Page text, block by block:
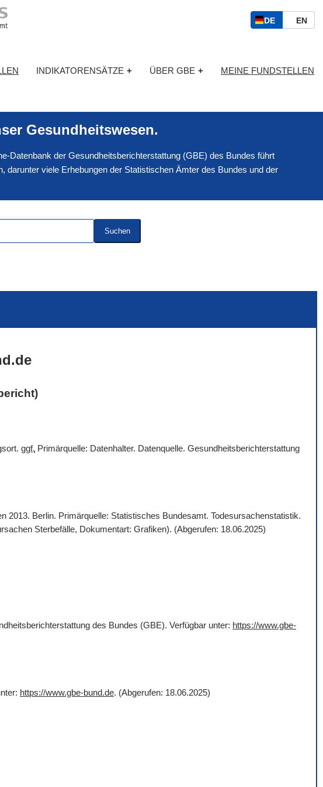
S
p
c
h
l
DED
S
ENE
I
H
INDIKATORENSÄTZE + ÜBER GBE + MEINE FUNDSTELLEN
Gesundheitswesen.
Datenbank der Gesundheitsberichterstattung (GBE) des Bundes führt
viele Erhebungen der Statistischen Ämter des Bundes und der
Suchen
ggf. Primärquelle: Datenhalter. Datenquelle. Gesundheitsberichterstattung
2013. Berlin. Primärquelle: Statistisches Bundesamt. Todesursachenstatistik.
Sterbefälle, Dokumentart: Grafiken). (Abgerufen: 18.06.2025)
des Bundes (GBE). Verfügbar unter: https://www.gbe-
https://www.gbe-bund.de. (Abgerufen: 18.06.2025)